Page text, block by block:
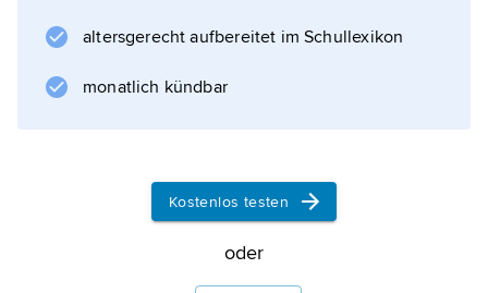
Informationen zum Artikel
altersgerecht aufbereitet im Schullexikon
monatlich kündbar
Kostenlos testen
oder